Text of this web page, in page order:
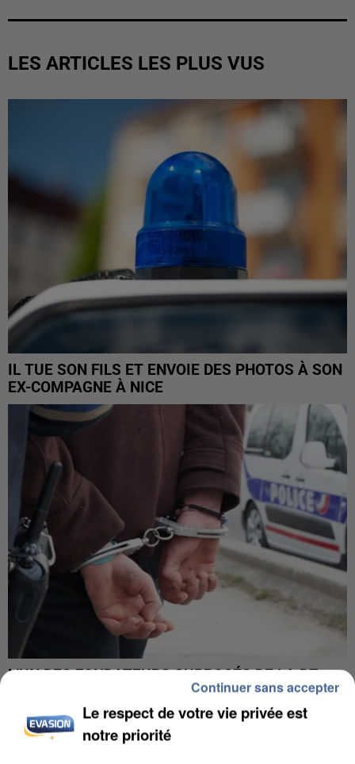
LES ARTICLES LES PLUS VUS
IL TUE SON FILS ET ENVOIE DES PHOTOS À SON
EX-COMPAGNE À NICE
L’UN DES FONDATEURS SUPPOSÉS DE LA DZ
MAFIA INTERPELLÉ EN ALGÉRIE
Le respect de votre vie privée est
notre priorité
Continuer sans accepter